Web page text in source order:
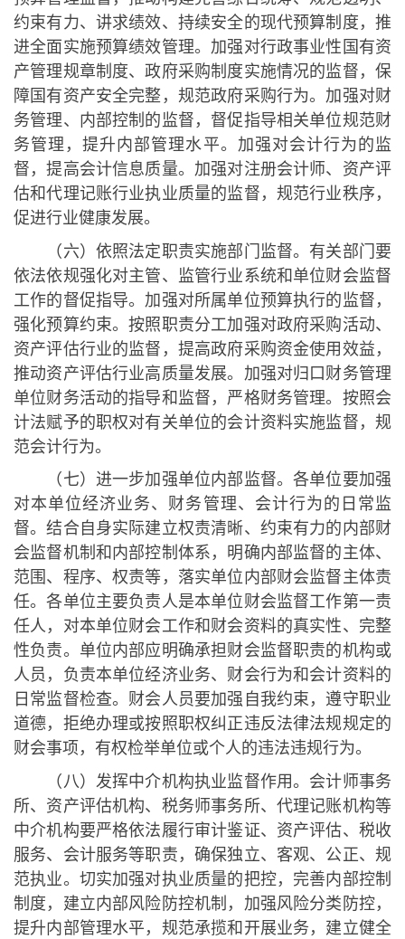
约束有力、讲求绩效、持续安全的现代预算制度，推
进全面实施预算绩效管理。加强对行政事业性国有资
产管理规章制度、政府采购制度实施情况的监督，保
障国有资产安全完整，规范政府采购行为。加强对财
务管理、内部控制的监督，督促指导相关单位规范财
务管理，提升内部管理水平。加强对会计行为的监
督，提高会计信息质量。加强对注册会计师、资产评
估和代理记账行业执业质量的监督，规范行业秩序，
促进行业健康发展。
（六）依照法定职责实施部门监督。有关部门要
依法依规强化对主管、监管行业系统和单位财会监督
工作的督促指导。加强对所属单位预算执行的监督，
强化预算约束。按照职责分工加强对政府采购活动、
资产评估行业的监督，提高政府采购资金使用效益，
推动资产评估行业高质量发展。加强对归口财务管理
单位财务活动的指导和监督，严格财务管理。按照会
计法赋予的职权对有关单位的会计资料实施监督，规
范会计行为。
（七）进一步加强单位内部监督。各单位要加强
对本单位经济业务、财务管理、会计行为的日常监
督。结合自身实际建立权责清晰、约束有力的内部财
会监督机制和内部控制体系，明确内部监督的主体、
范围、程序、权责等，落实单位内部财会监督主体责
任。各单位主要负责人是本单位财会监督工作第一责
任人，对本单位财会工作和财会资料的真实性、完整
性负责。单位内部应明确承担财会监督职责的机构或
人员，负责本单位经济业务、财会行为和会计资料的
日常监督检查。财会人员要加强自我约束，遵守职业
道德，拒绝办理或按照职权纠正违反法律法规规定的
财会事项，有权检举单位或个人的违法违规行为。
（八）发挥中介机构执业监督作用。会计师事务
所、资产评估机构、税务师事务所、代理记账机构等
中介机构要严格依法履行审计鉴证、资产评估、税收
服务、会计服务等职责，确保独立、客观、公正、规
范执业。切实加强对执业质量的把控，完善内部控制
制度，建立内部风险防控机制，加强风险分类防控，
提升内部管理水平，规范承揽和开展业务，建立健全